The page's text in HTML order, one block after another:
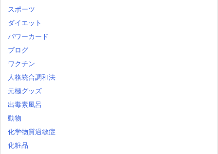
スポーツ
ダイエット
パワーカード
ブログ
ワクチン
人格統合調和法
元極グッズ
出毒素風呂
動物
化学物質過敏症
化粧品